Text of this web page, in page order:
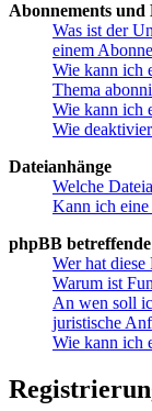
Abonnements und
Was ist der
einem
Wie kann ich
Thema
Wie kann ich
Wie
Dateianhänge
Welche
Kann ich eine
phpBB
Wer hat
Warum ist
An wen soll
juristische
Wie kann ich